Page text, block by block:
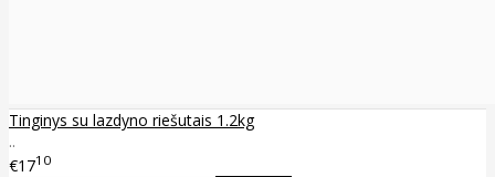
Tinginys su lazdyno riešutais 1.2kg
..
€1710